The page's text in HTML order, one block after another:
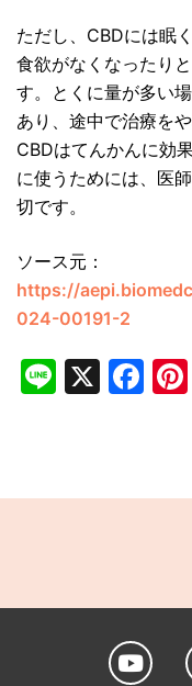
ただし、CBDには眠
食欲がなくなったり
す。とくに量が多い
あり、途中で治療を
CBDはてんかんに効
に使うためには、医
切です。
ソース元：
https://
024-00191-2
Line
X